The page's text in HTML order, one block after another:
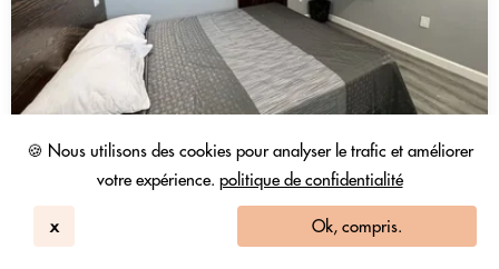
🍪 Nous utilisons des cookies pour analyser le trafic et améliorer
votre expérience. politique de confidentialité
x Ok, compris.